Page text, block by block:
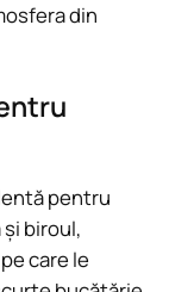
din
pentru
biroul,
care le